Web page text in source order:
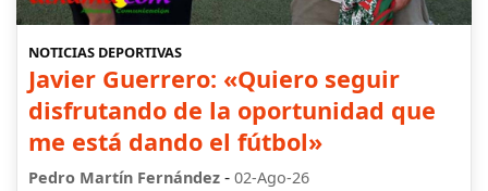
NOTICIAS DEPORTIVAS
Javier Guerrero: «Quiero seguir
disfrutando de la oportunidad que
me está dando el fútbol»
Pedro Martín Fernández - 02-Ago-26